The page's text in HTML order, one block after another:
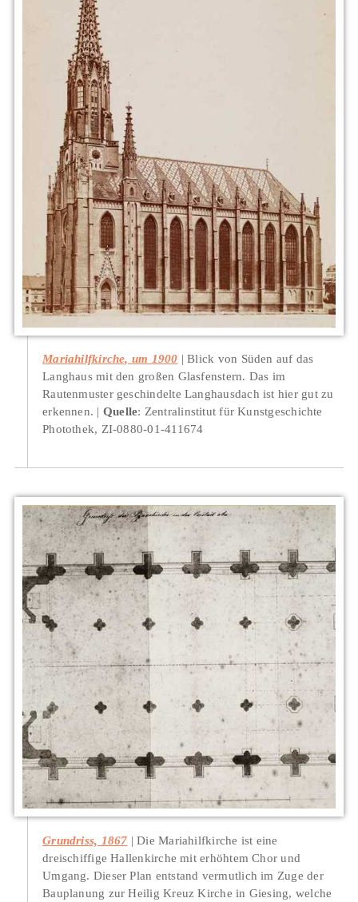
Mariahilfkirche, um 1900
Blick von Süden auf das
Langhaus mit den großen Glasfenstern. Das im
Rautenmuster geschindelte Langhausdach ist hier gut zu
erkennen.
Quelle: Zentralinstitut für Kunstgeschichte
Photothek, ZI-0880-01-411674
Grundriss, 1867
Die Mariahilfkirche ist eine
dreischiffige Hallenkirche mit erhöhtem Chor und
Umgang. Dieser Plan entstand vermutlich im Zuge der
Bauplanung zur Heilig Kreuz Kirche in Giesing, welche